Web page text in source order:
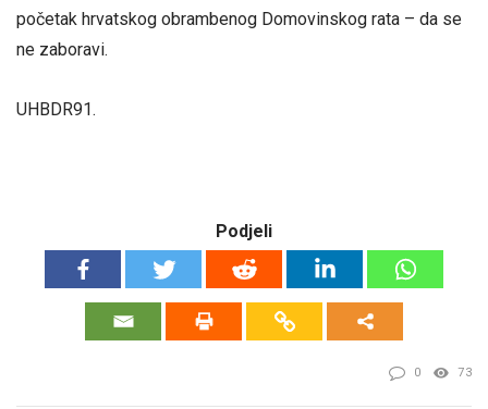
početak hrvatskog obrambenog Domovinskog rata – da se
ne zaboravi.
UHBDR91.
Podjeli
0 73